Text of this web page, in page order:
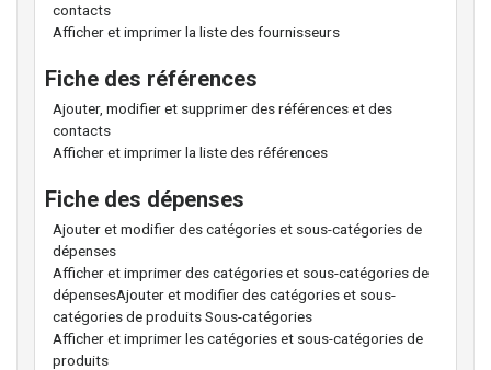
contacts
Afficher et imprimer la liste des fournisseurs
Fiche des références
Ajouter, modifier et supprimer des références et des
contacts
Afficher et imprimer la liste des références
Fiche des dépenses
Ajouter et modifier des catégories et sous-catégories de
dépenses
Afficher et imprimer des catégories et sous-catégories de
dépensesAjouter et modifier des catégories et sous-
catégories de produits Sous-catégories
Afficher et imprimer les catégories et sous-catégories de
produits